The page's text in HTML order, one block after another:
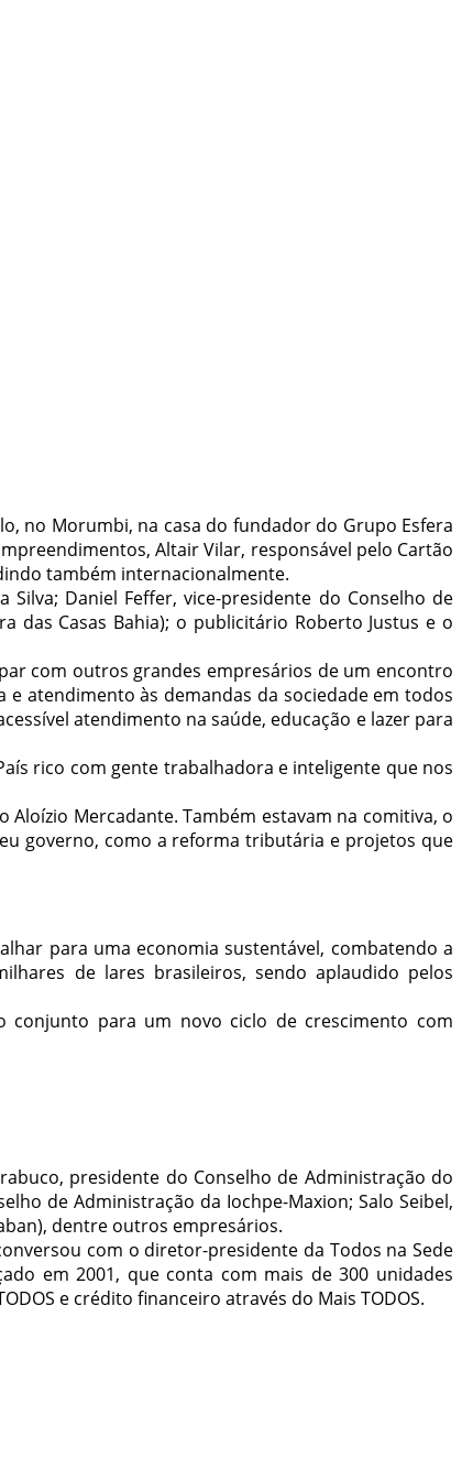
no Morumbi, na casa do fundador do Grupo Esfera
Altair Vilar, responsável pelo Cartão
também internacionalmente.
Daniel Feffer, vice-presidente do Conselho de
das Casas Bahia); o publicitário Roberto Justus e o
com outros grandes empresários de um encontro
atendimento às demandas da sociedade em todos
atendimento na saúde, educação e lazer para
rico com gente trabalhadora e inteligente que nos
Aloízio Mercadante. Também estavam na comitiva, o
governo, como a reforma tributária e projetos que
para uma economia sustentável, combatendo a
de lares brasileiros, sendo aplaudido pelos
conjunto para um novo ciclo de crescimento com
presidente do Conselho de Administração do
de Administração da Iochpe-Maxion; Salo Seibel,
dentre outros empresários.
com o diretor-presidente da Todos na Sede
em 2001, que conta com mais de 300 unidades
e crédito financeiro através do Mais TODOS.